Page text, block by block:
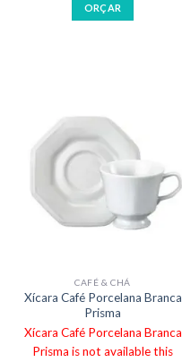
ORÇAR
CAFÉ & CHÁ
Xícara Café Porcelana Branca
Prisma
Xícara Café Porcelana Branca
Prisma is not available this